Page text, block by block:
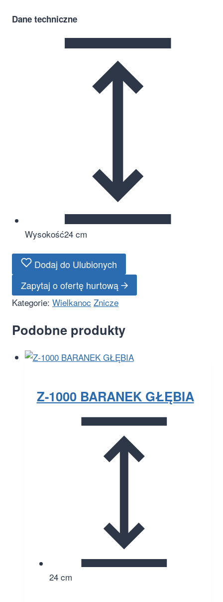
Dane techniczne
Wysokość24 cm
Dodaj do Ulubionych
Zapytaj o ofertę hurtową
Kategorie: Wielkanoc Znicze
Podobne produkty
Z-1000 BARANEK GŁĘBIA
24 cm